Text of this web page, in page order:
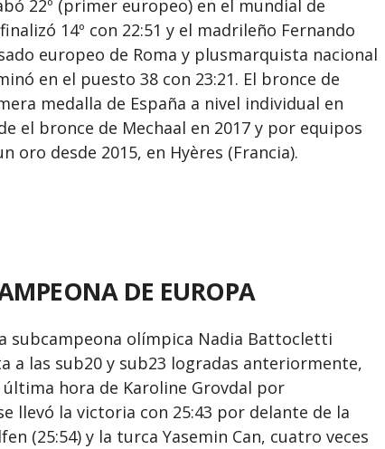
22º (primer europeo) en el mundial de
14º con 22:51 y el madrileño Fernando
europeo de Roma y plusmarquista nacional
en el puesto 38 con 23:21. El bronce de
medalla de España a nivel individual en
el bronce de Mechaal en 2017 y por equipos
oro desde 2015, en Hyères (Francia).
DE EUROPA
subcampeona olímpica Nadia Battocletti
a las sub20 y sub23 logradas anteriormente,
hora de Karoline Grovdal por
llevó la victoria con 25:43 por delante de la
(25:54) y la turca Yasemin Can, cuatro veces